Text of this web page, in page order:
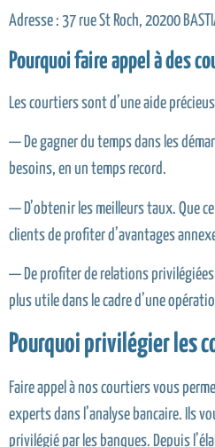
Adresse : 37 rue St Roch, 20200
Pourquoi faire appel à des
Les courtiers sont d’une aide
— De gagner du temps dans les
besoins, en un temps record.
— D’obtenir les meilleurs taux. Que
clients de profiter d’avantages
— De profiter de relations privilégiées
plus utile dans le cadre d’une
Pourquoi privilégier les
Faire appel à nos courtiers vous
experts dans l’analyse bancaire. Ils
privilégié par les banques. Depuis